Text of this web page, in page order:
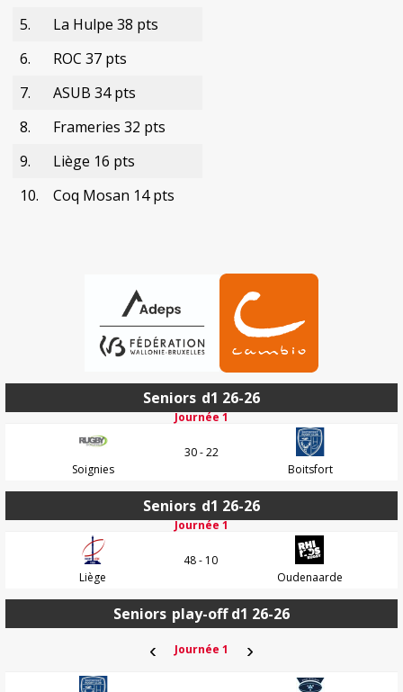
5.
La Hulpe 38 pts
6.
ROC 37 pts
7.
ASUB 34 pts
8.
Frameries 32 pts
9.
Liège 16 pts
10.
Coq Mosan 14 pts
Seniors d1 26-26
Journée 1
Soignies
30 - 22
Boitsfort
Seniors d1 26-26
Journée 1
Liège
48 - 10
Oudenaarde
Seniors play-off d1 26-26
‹ Journée 1 ›